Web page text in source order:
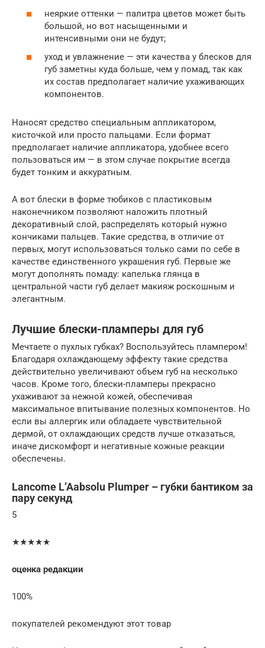
неяркие оттенки — палитра цветов может быть
большой, но вот насыщенными и
интенсивными они не будут;
уход и увлажнение — эти качества у блесков для
губ заметны куда больше, чем у помад, так как
их состав предполагает наличие ухаживающих
компонентов.
Наносят средство специальным аппликатором,
кисточкой или просто пальцами. Если формат
предполагает наличие аппликатора, удобнее всего
пользоваться им — в этом случае покрытие всегда
будет тонким и аккуратным.
А вот блески в форме тюбиков с пластиковым
наконечником позволяют наложить плотный
декоративный слой, распределять который нужно
кончиками пальцев. Такие средства, в отличие от
первых, могут использоваться только сами по себе в
качестве единственного украшения губ. Первые же
могут дополнять помаду: капелька глянца в
центральной части губ делает макияж роскошным и
элегантным.
Лучшие блески-пламперы для губ
Мечтаете о пухлых губках? Воспользуйтесь плампером!
Благодаря охлаждающему эффекту такие средства
действительно увеличивают объем губ на несколько
часов. Кроме того, блески-пламперы прекрасно
ухаживают за нежной кожей, обеспечивая
максимальное впитывание полезных компонентов. Но
если вы аллергик или обладаете чувствительной
дермой, от охлаждающих средств лучше отказаться,
иначе дискомфорт и негативные кожные реакции
обеспечены.
Lancome L’Aabsolu Plumper – губки бантиком за
пару секунд
5
★★★★★
оценка редакции
100%
покупателей рекомендуют этот товар